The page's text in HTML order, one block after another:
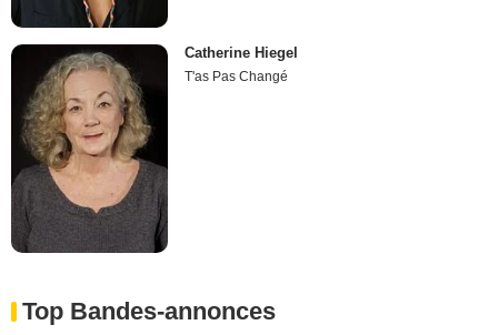
Catherine Hiegel
T'as Pas Changé
Top Bandes-annonces